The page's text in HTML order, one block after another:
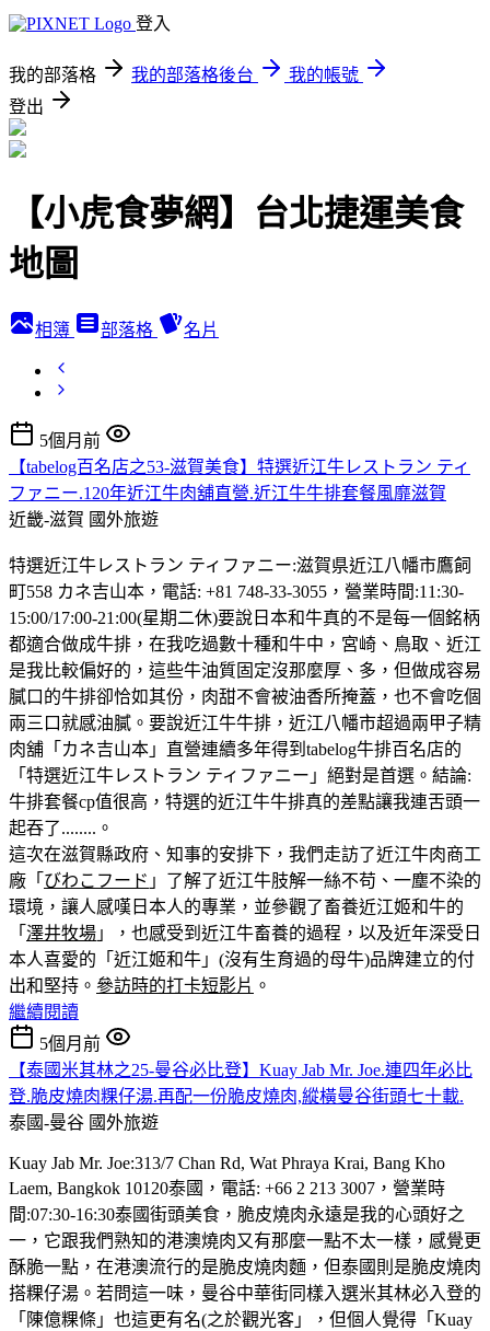
登入
我的部落格 我的部落格後台
我的帳號
登出
【小虎食夢網】台北捷運美食
地圖
相簿 部落格 名片
5個月前
【tabelog百名店之53-滋賀美食】特選近江牛レストラン ティ
ファニー.120年近江牛肉舖直營.近江牛牛排套餐風靡滋賀
近畿-滋賀 國外旅遊
特選近江牛レストラン ティファニー:滋賀県近江八幡市鷹飼
町558 カネ吉山本，電話: +81 748-33-3055，營業時間:11:30-
15:00/17:00-21:00(星期二休)要說日本和牛真的不是每一個銘柄
都適合做成牛排，在我吃過數十種和牛中，宮崎、鳥取、近江
是我比較偏好的，這些牛油質固定沒那麼厚、多，但做成容易
膩口的牛排卻恰如其份，肉甜不會被油香所掩蓋，也不會吃個
兩三口就感油膩。要說近江牛牛排，近江八幡市超過兩甲子精
肉舖「カネ吉山本」直營連續多年得到tabelog牛排百名店的
「特選近江牛レストラン ティファニー」絕對是首選。結論:
牛排套餐cp值很高，特選的近江牛牛排真的差點讓我連舌頭一
起吞了........。
這次在滋賀縣政府、知事的安排下，我們走訪了近江牛肉商工
廠「 びわこフード 」了解了近江牛肢解一絲不苟、一塵不染的
環境，讓人感嘆日本人的專業，並參觀了畜養近江姬和牛的
「 澤井牧場 」，也感受到近江牛畜養的過程，以及近年深受日
本人喜愛的「近江姬和牛」(沒有生育過的母牛)品牌建立的付
出和堅持。 參訪時的打卡短影片 。
繼續閱讀
5個月前
【泰國米其林之25-曼谷必比登】Kuay Jab Mr. Joe.連四年必比
登.脆皮燒肉粿仔湯.再配一份脆皮燒肉,縱橫曼谷街頭七十載.
泰國-曼谷 國外旅遊
Kuay Jab Mr. Joe:313/7 Chan Rd, Wat Phraya Krai, Bang Kho
Laem, Bangkok 10120泰國，電話: +66 2 213 3007，營業時
間:07:30-16:30泰國街頭美食，脆皮燒肉永遠是我的心頭好之
一，它跟我們熟知的港澳燒肉又有那麼一點不太一樣，感覺更
酥脆一點，在港澳流行的是脆皮燒肉麵，但泰國則是脆皮燒肉
搭粿仔湯。若問這一味，曼谷中華街同樣入選米其林必入登的
「陳億粿條」也這更有名(之於觀光客」，但個人覺得「Kuay